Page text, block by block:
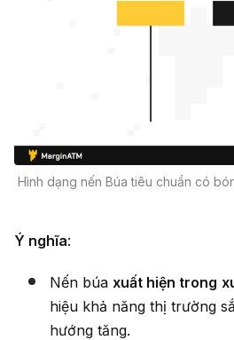
Hình dạng nến Búa tiêu chuẩn có
Ý nghĩa:
Nến búa xuất hiện trong
hiệu khả năng thị trường
hướng tăng.